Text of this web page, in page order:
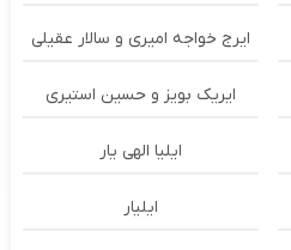
ایرج خواجه امیری و سالار عقیلی
ایریک بویز و حسین استیری
ایلیا الهی یار
ایلیار